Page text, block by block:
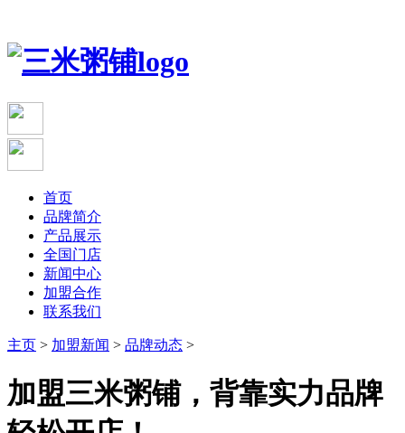
首页
品牌简介
产品展示
全国门店
新闻中心
加盟合作
联系我们
主页 > 加盟新闻 > 品牌动态 >
加盟三米粥铺，背靠实力品牌